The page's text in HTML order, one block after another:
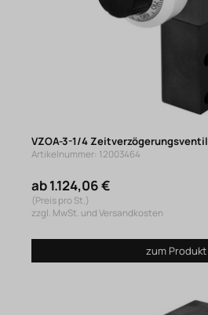
VZOA-3-1/4 Zeitverzögerungsventil
Artikelnummer: 12003464
ab 1.124,06 €
(Preis pro St.)
zzgl. MwSt. und Versandkosten
zum Produkt